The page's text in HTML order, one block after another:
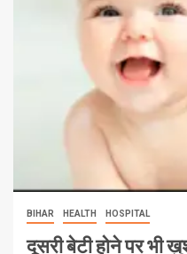
BIHAR HEALTH HOSPITAL
दूसरी बेटी होने पर भी